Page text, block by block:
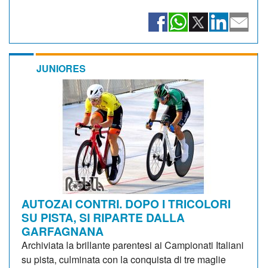
JUNIORES
AUTOZAI CONTRI. DOPO I TRICOLORI
SU PISTA, SI RIPARTE DALLA
GARFAGNANA
Archiviata la brillante parentesi ai Campionati Italiani
su pista, culminata con la conquista di tre maglie